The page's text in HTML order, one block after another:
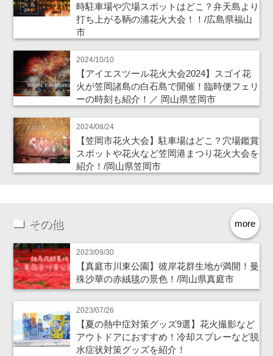
時駐車場や穴場スポットはどこ？弁天島より
打ち上がる鞆の浦花火大会！！/広島県福山
市
2024/10/10
【アイエスツール花火大会2024】スゴイ花
火が笠岡諸島の白石島で開催！臨時便フェリ
ーの時刻も紹介！／ 岡山県笠岡市
2024/08/24
【笠岡市花火大会】駐車場はどこ？穴場鑑賞
スポットや花火など笠岡港まつり花火大会を
紹介！/岡山県笠岡市
more
その他
2023/09/30
【真庭市川東公園】彼岸花群生地が満開！曼
殊沙華の赤絨毯の景色！/岡山県真庭市
2023/07/26
【夏の熱中症対策グッズ9選】花火撮影など
アウトドアにおすすめ！冷却スプレーなど脱
水症状対策グッズを紹介！